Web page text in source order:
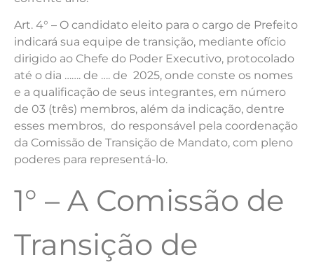
Art. 4° – O candidato eleito para o cargo de Prefeito
indicará sua equipe de transição, mediante ofício
dirigido ao Chefe do Poder Executivo, protocolado
até o dia ……. de …. de 2025, onde conste os nomes
e a qualificação de seus integrantes, em número
de 03 (três) membros, além da indicação, dentre
esses membros, do responsável pela coordenação
da Comissão de Transição de Mandato, com pleno
poderes para representá-lo.
1° – A Comissão de
Transição de